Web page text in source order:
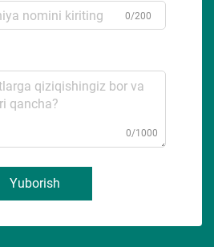
0/200
0/1000
Yuborish